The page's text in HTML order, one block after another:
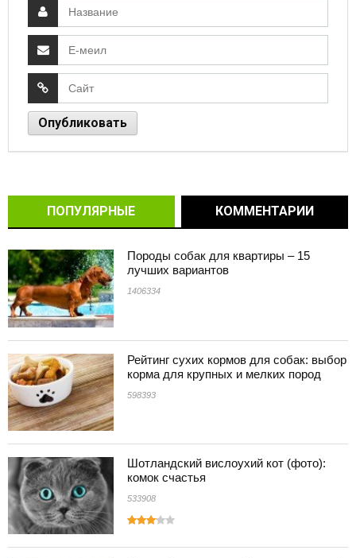
ПОПУЛЯРНЫЕ КОММЕНТАРИИ
Породы собак для квартиры – 15
лучших вариантов
1406334
Рейтинг сухих кормов для собак: выбор
корма для крупных и мелких пород
598393
Шотландский вислоухий кот (фото):
комок счастья
533908